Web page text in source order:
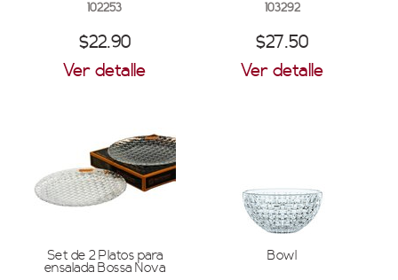
102253
$22.90
Ver detalle
103292
$27.50
Ver detalle
Set de 2 Platos para
ensalada Bossa Nova
Bowl